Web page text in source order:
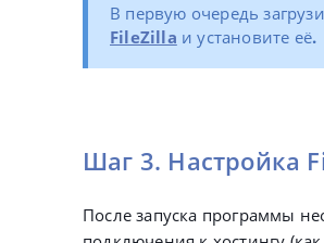
В первую очередь
FileZilla и установите её.
Шаг 3. Настройка
После запуска программы